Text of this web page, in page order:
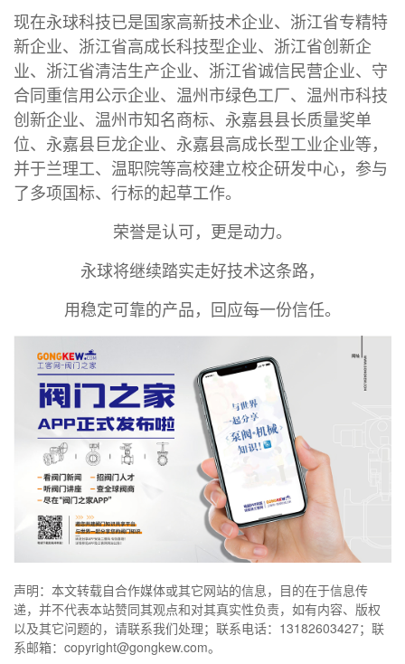
现在永球科技已是国家高新技术企业、浙江省专精特
新企业、浙江省高成长科技型企业、浙江省创新企
业、浙江省清洁生产企业、浙江省诚信民营企业、守
合同重信用公示企业、温州市绿色工厂、温州市科技
创新企业、温州市知名商标、永嘉县县长质量奖单
位、永嘉县巨龙企业、永嘉县高成长型工业企业等，
并于兰理工、温职院等高校建立校企研发中心，参与
了多项国标、行标的起草工作。
荣誉是认可，更是动力。
永球将继续踏实走好技术这条路，
用稳定可靠的产品，回应每一份信任。
声明：本文转载自合作媒体或其它网站的信息，目的在于信息传
递，并不代表本站赞同其观点和对其真实性负责，如有内容、版权
以及其它问题的，请联系我们处理；联系电话：13182603427；联
系邮箱：copyright@gongkew.com。